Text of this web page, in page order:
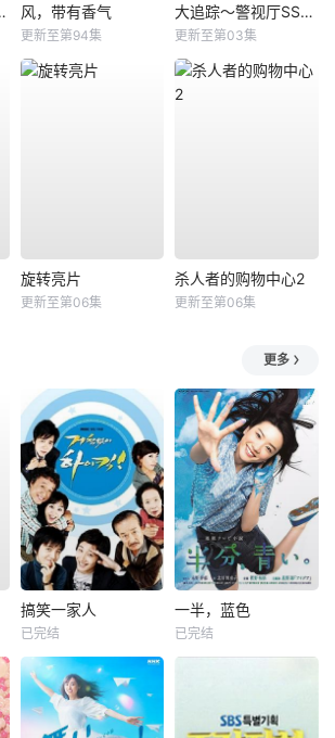
奇异故事－ 风，带有香气
更新至第94集
大追踪〜警视厅SSBC强行犯系〜第二季
更新至第03集
旋转亮片
更新至第06集
杀人者的购物中心2
更新至第06集
更多
搞笑一家人
已完结
一半，蓝色
已完结